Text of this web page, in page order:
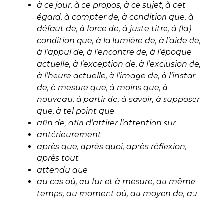
à ce jour, à ce propos, à ce sujet, à cet
égard, à compter de, à condition que, à
défaut de, à force de, à juste titre, à (la)
condition que, à la lumière de, à l’aide de,
à l’appui de, à l’encontre de, à l’époque
actuelle, à l’exception de, à l’exclusion de,
à l’heure actuelle, à l’image de, à l’instar
de, à mesure que, à moins que, à
nouveau, à partir de, à savoir, à supposer
que, à tel point que
afin de, afin d’attirer l’attention sur
antérieurement
après que, après quoi, après réflexion,
après tout
attendu que
au cas où, au fur et à mesure, au même
temps, au moment où, au moyen de, au